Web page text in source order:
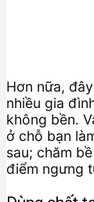
Hơn nữa,
nhiều gia
không bền.
ở chỗ bạn
sau; chăm
điểm ngưng